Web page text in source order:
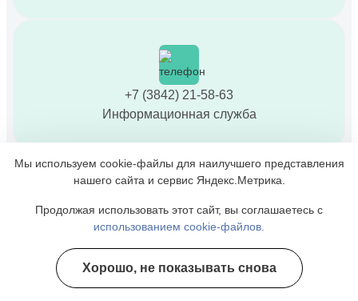
+7 (3842) 21-58-63
Информационная служба
Кемерово, ул. Красноармейская, 2/6
Полезные курсы
Мы используем cookie-файлы для наилучшего представления
нашего сайта и сервис Яндекс.Метрика.
Продолжая использовать этот сайт, вы соглашаетесь с
использованием cookie-файлов.
Хорошо, не показывать снова